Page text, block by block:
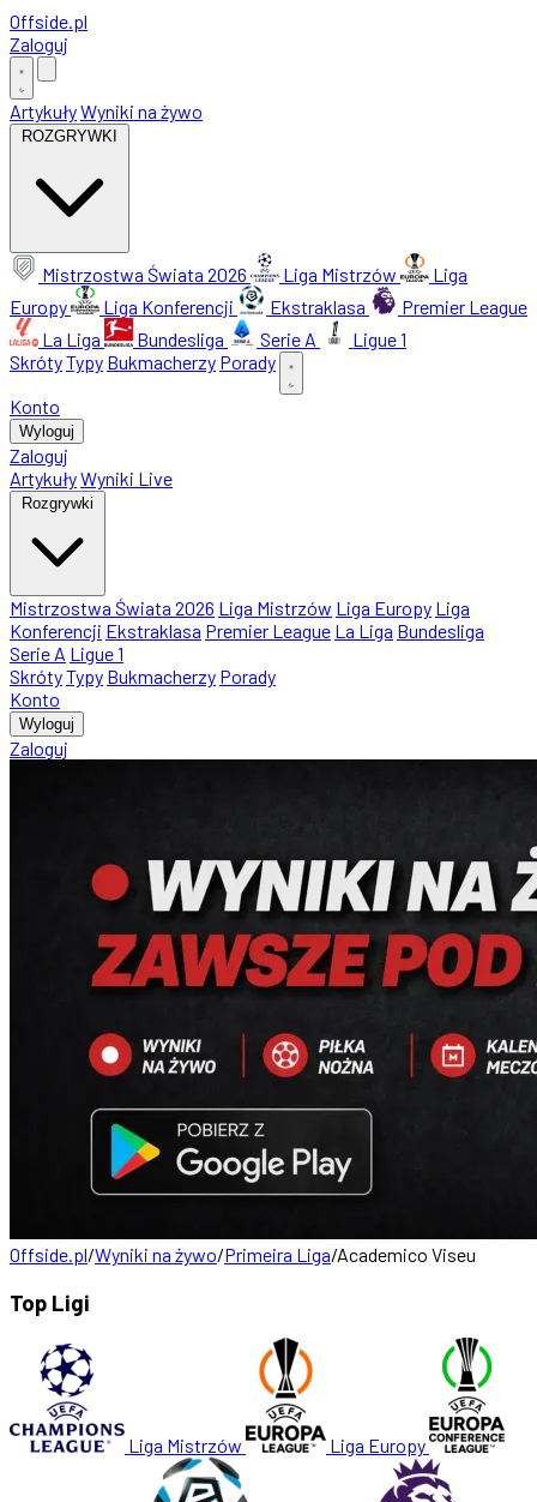
Offside.pl
Zaloguj
ArtykułyWyniki na żywo
ROZGRYWKI
Mistrzostwa Świata 2026 Liga Mistrzów
Liga
Europy
Liga Konferencji Ekstraklasa
Premier League
La Liga
Bundesliga Serie A
Ligue 1
SkrótyTypy Bukmacherzy Porady
Konto
Wyloguj
Zaloguj
ArtykułyWyniki Live
Rozgrywki
Mistrzostwa Świata 2026 Liga Mistrzów Liga Europy Liga
Konferencji Ekstraklasa Premier League La Liga Bundesliga
Serie A Ligue 1
SkrótyTypy Bukmacherzy Porady
Konto
Wyloguj
Zaloguj
Offside.pl/Wyniki na żywo/Primeira Liga/Academico Viseu
Top Ligi
Liga Mistrzów Liga Europy